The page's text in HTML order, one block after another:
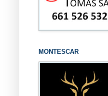
MONTESCAR